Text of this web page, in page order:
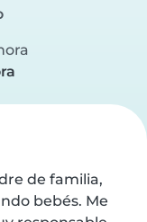
de familia,
bebés. Me